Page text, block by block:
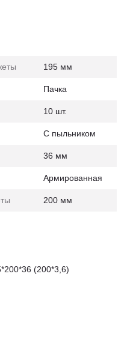
195 мм
Пачка
10 шт.
С пыльником
36 мм
Армированная
200 мм
(200*3,6)